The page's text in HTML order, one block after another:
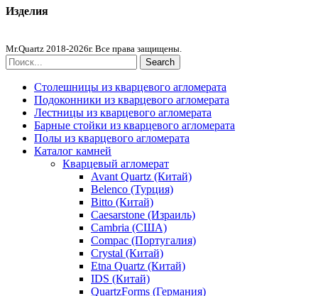
Изделия
Mr.Quartz 2018-2026г. Все права защищены.
Search
Столешницы из кварцевого агломерата
Подоконники из кварцевого агломерата
Лестницы из кварцевого агломерата
Барные стойки из кварцевого агломерата
Полы из кварцевого агломерата
Каталог камней
Кварцевый агломерат
Avant Quartz (Китай)
Belenco (Турция)
Bitto (Китай)
Caesarstone (Израиль)
Cambria (США)
Compac (Португалия)
Crystal (Китай)
Etna Quartz (Китай)
IDS (Китай)
QuartzForms (Германия)